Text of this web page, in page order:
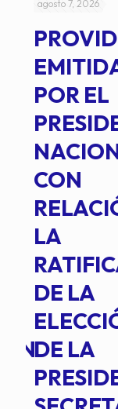
agosto 7, 2026
POR EL
CON
LA
DE LA
DE LA